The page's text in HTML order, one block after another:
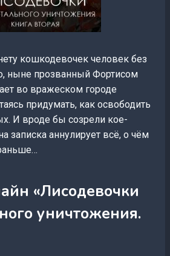
кошкодевочек человек без
ныне прозванный Фортисом
во вражеском городе
придумать, как освободить
И вроде бы созрели кое-
записка аннулирует всё, о чём
«Лисодевочки
уничтожения.